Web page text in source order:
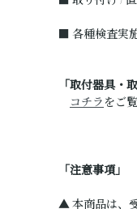
■ 各種検査実
「取付器具・
コチラをご
「注意事項」
▲ 本商品は、